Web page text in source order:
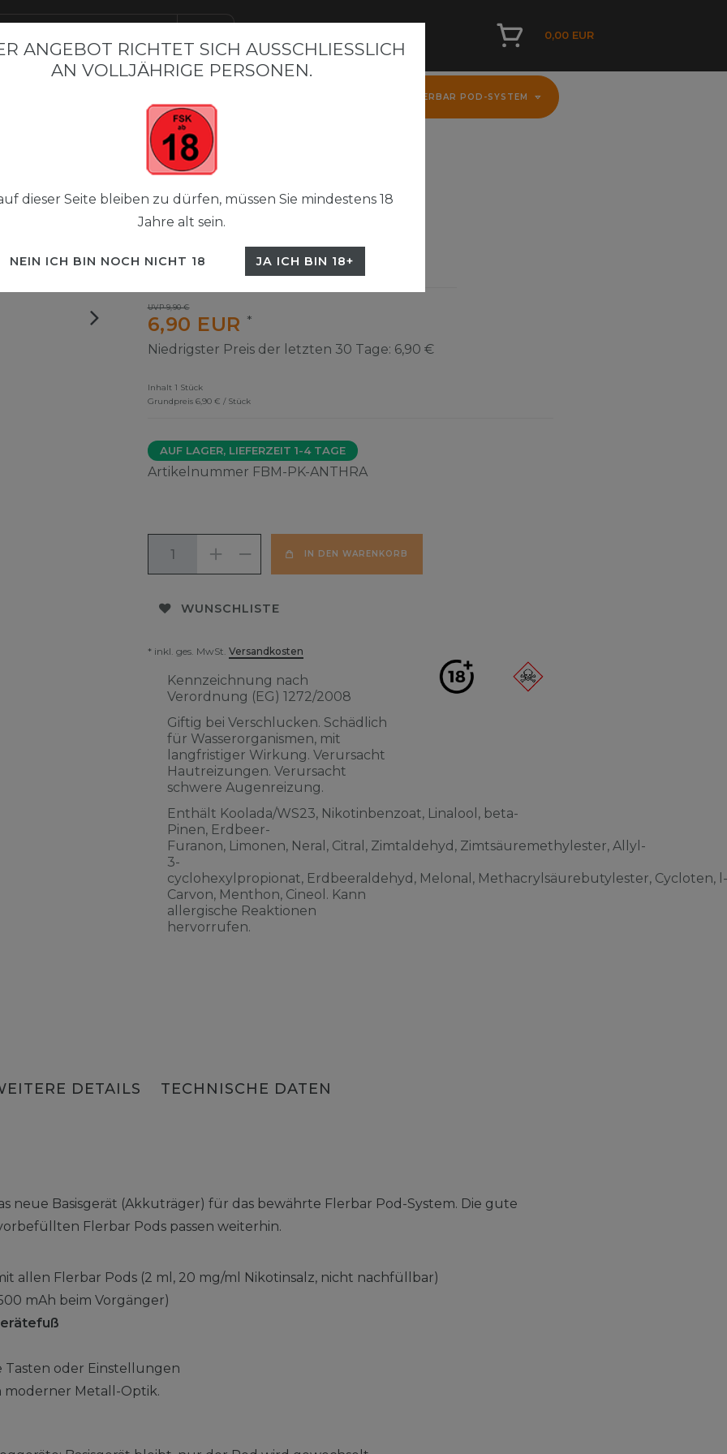
0,00 EUR
FLERBAR POD-SYSTEM
M Pod Kit - 650mAh - Anthrazit
Flerbar M Pod kit
Anthrazit
UVP 9,90 €
6,90 EUR *
Niedrigster Preis der letzten 30 Tage: 6,90 €
Inhalt 1 Stück
Grundpreis 6,90 € / Stück
AUF LAGER, LIEFERZEIT 1-4 TAGE
Artikelnummer FBM-PK-ANTHRA
IN DEN WARENKORB
WUNSCHLISTE
* inkl. ges. MwSt. Versandkosten
Kennzeichnung nach
Verordnung (EG) 1272/2008
Giftig bei Verschlucken. Schädlich
für Wasserorganismen, mit
langfristiger Wirkung. Verursacht
Hautreizungen. Verursacht
schwere Augenreizung.
Enthält Koolada/WS23, Nikotinbenzoat, Linalool, beta-
Pinen, Erdbeer-
Furanon, Limonen, Neral, Citral, Zimtaldehyd, Zimtsäuremethylester, Allyl-
3-
cyclohexylpropionat, Erdbeeraldehyd, Melonal, Methacrylsäurebutylester, Cycloten, l-
Carvon, Menthon, Cineol. Kann
allergische Reaktionen
hervorrufen.
DETAILS TECHNISCHE DATEN
neue Basisgerät (Akkuträger) für das bewährte Flerbar Pod-System. Die gute
Flerbar Pods passen weiterhin.
allen Flerbar Pods (2 ml, 20 mg/ml Nikotinsalz, nicht nachfüllbar)
mAh beim Vorgänger)
Tasten oder Einstellungen
moderner Metall-Optik.
ANGEBOT RICHTET SICH AUSSCHLIESSLICH A
N VOLLJÄHRIGE PERSONEN.
dieser Seite bleiben zu dürfen, müssen Sie mindestens 18
Jahre alt sein.
NEIN ICH BIN NOCH NICHT 18 JA ICH BIN 18+